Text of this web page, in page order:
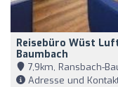
Reisebüro Wüst
Baumbach
7,9km, Ransbach-
Adresse und